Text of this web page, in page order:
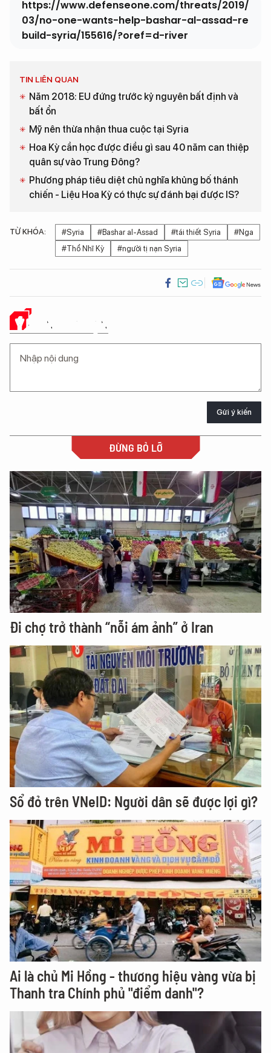
https://www.defenseone.com/threats/2019/
03/no-one-wants-help-bashar-al-assad-re
build-syria/155616/?oref=d-river
TIN LIÊN QUAN
Năm 2018: EU đứng trước kỷ nguyên bất định và
bất ổn
Mỹ nên thừa nhận thua cuộc tại Syria
Hoa Kỳ cần học được điều gì sau 40 năm can thiệp
quân sự vào Trung Đông?
Phương pháp tiêu diệt chủ nghĩa khủng bố thánh
chiến - Liệu Hoa Kỳ có thực sự đánh bại được IS?
TỪ KHÓA: #Syria #Bashar al-Assad #tái thiết Syria
#Nga
#Thổ Nhĩ Kỳ
#người tị nạn Syria
Ý KIẾN CỦA BẠN
Gửi ý kiến
ĐỪNG BỎ LỠ
Đi chợ trở thành “nỗi ám ảnh” ở Iran
Sổ đỏ trên VNeID: Người dân sẽ được lợi gì?
Ai là chủ Mi Hồng - thương hiệu vàng vừa bị
Thanh tra Chính phủ "điểm danh"?